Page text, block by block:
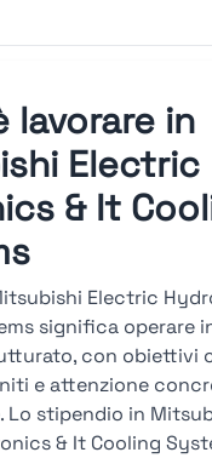
lavorare in
Electric
& It
Electric
significa operare
con obiettivi
e attenzione
Lo stipendio in
& It Cooling